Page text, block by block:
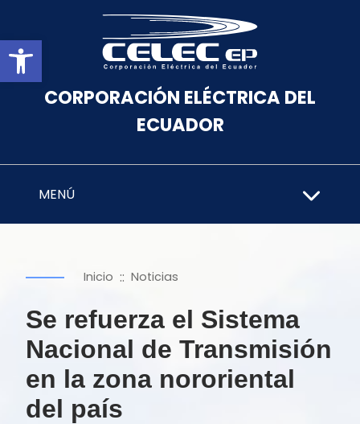
Abrir barra de herramientas
CORPORACIÓN ELÉCTRICA DEL
ECUADOR
MENÚ
Inicio :: Noticias
Se refuerza el Sistema
Nacional de Transmisión
en la zona nororiental
del país